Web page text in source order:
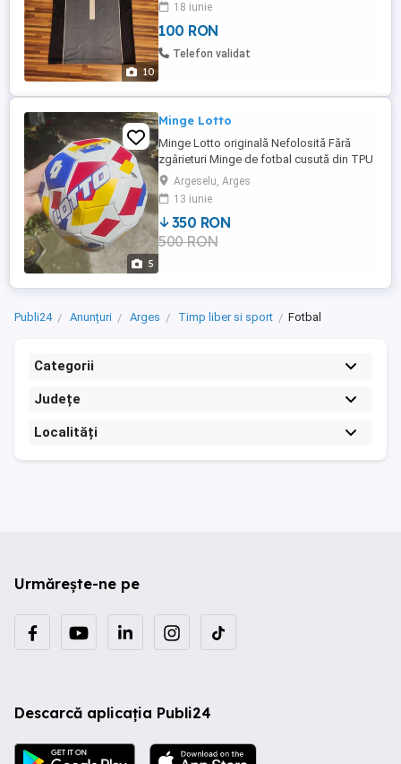
10
18 iunie
100 RON
Telefon validat
5
Minge Lotto
Minge Lotto originală Nefolosită Fără
zgârieturi Minge de fotbal cusută din TPU
Mărimea 5 Impecabilă Vine cu o licență
oficială DIAMETRU:21 cm Greutate:410g +
- 10g Material:TPU
Argeselu, Arges
13 iunie
350 RON
500 RON
Publi24 Anunțuri Arges Timp liber si sport Fotbal
Categorii
Județe
Localități
Urmărește-ne pe
Descarcă aplicația Publi24